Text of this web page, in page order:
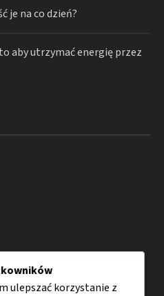
je na co dzień?
aby utrzymać energię przez
ulepszać korzystanie z